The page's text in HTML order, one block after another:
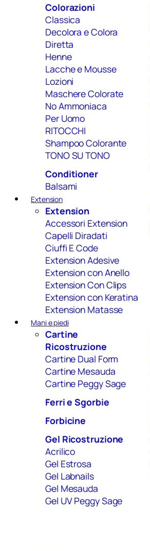
Colorazioni
Classica
Decolora e Colora
Diretta
Henne
Lacche e Mousse
Lozioni
Maschere Colorate
No Ammoniaca
Per Uomo
RITOCCHI
Shampoo Colorante
TONO SU TONO
Conditioner
Balsami
Extension
Extension
Accessori Extension
Capelli Diradati
Ciuffi E Code
Extension Adesive
Extension con Anello
Extension Con Clips
Extension con Keratina
Extension Matasse
Mani e piedi
Cartine
Ricostruzione
Cartine Dual Form
Cartine Mesauda
Cartine Peggy Sage
Ferri e Sgorbie
Forbicine
Gel Ricostruzione
Acrilico
Gel Estrosa
Gel Labnails
Gel Mesauda
Gel UV Peggy Sage